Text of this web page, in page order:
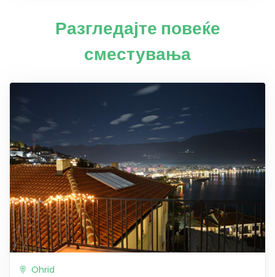
Разгледајте повеќе
сместувања
Ohrid